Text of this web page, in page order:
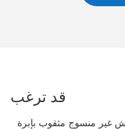
قد ترغب
غير منسوج مثقوب بإبرة